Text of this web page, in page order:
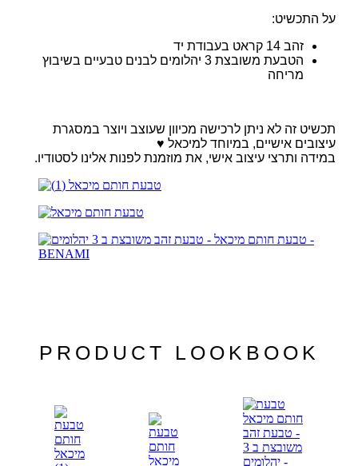
על התכשיט:
זהב 14 קראט בעבודת יד
הטבעת משובצת 3 יהלומים לבנים טבעיים בשיבוץ
מריחה
תכשיט זה לא ניתן לרכישה מכיוון שעוצב ויוצר במסגרת
עיצובים אישיים, במיוחד למיכאל ♥
במידה ותרצי עיצוב אישי, את מוזמנת לפנות אלינו לסטודיו.
PRODUCT LOOKBOOK